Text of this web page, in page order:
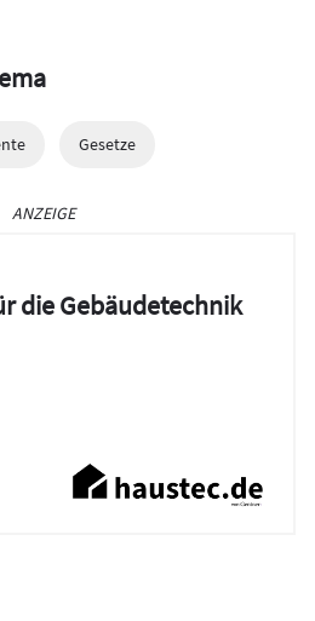
Gesetze
ANZEIGE
die Gebäudetechnik